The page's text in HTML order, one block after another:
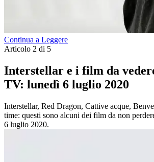
Continua a Leggere
Articolo 2 di 5
Interstellar e i film da
TV: lunedì 6 luglio 2020
Interstellar, Red Dragon, Cattive acque,
time: questi sono alcuni dei film da non
6 luglio 2020.